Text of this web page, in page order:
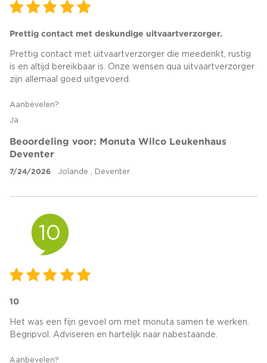
Prettig contact met deskundige uitvaartverzorger.
Prettig contact met uitvaartverzorger die meedenkt, rustig
is en altijd bereikbaar is. Onze wensen qua uitvaartverzorger
zijn allemaal goed uitgevoerd.
Aanbevelen?
Ja
Beoordeling voor: Monuta Wilco Leukenhaus
Deventer
7/24/2026 Jolande , Deventer
10
10
Het was een fijn gevoel om met monuta samen te werken.
Begripvol. Adviseren en hartelijk naar nabestaande.
Aanbevelen?